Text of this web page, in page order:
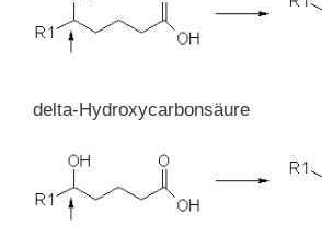
delta-Hydroxycarbonsäure